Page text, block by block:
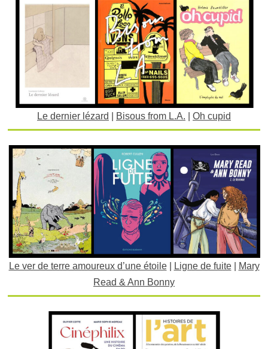
Le dernier lézard Bisous from L.A. Oh cupid
Le ver de terre amoureux d’une étoile| Ligne de fuite|
Mary
Read & Ann Bonny